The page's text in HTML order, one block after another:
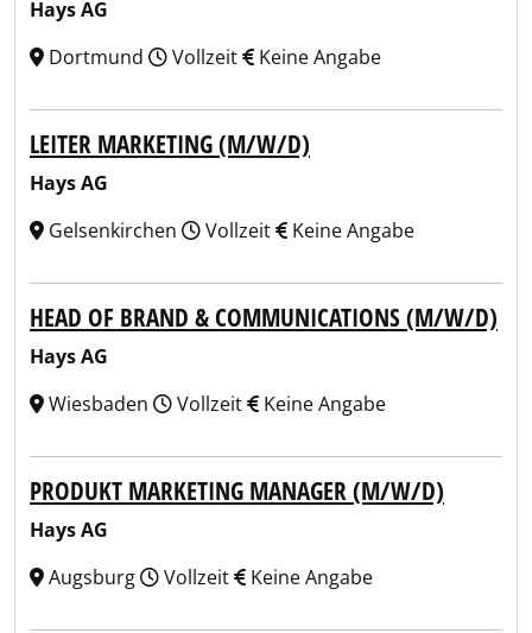
Hays AG
Dortmund
Vollzeit Keine Angabe
LEITER MARKETING (M/W/D)
Hays AG
Gelsenkirchen
Vollzeit Keine Angabe
HEAD OF BRAND & COMMUNICATIONS (M/W/D)
Hays AG
Wiesbaden
Vollzeit Keine Angabe
PRODUKT MARKETING MANAGER (M/W/D)
Hays AG
Augsburg
Vollzeit Keine Angabe